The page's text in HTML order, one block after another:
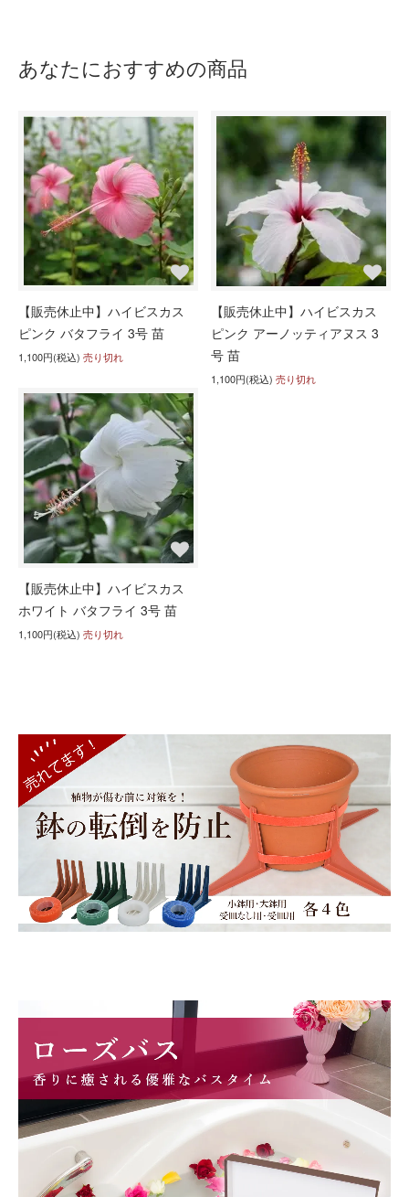
あなたにおすすめの商品
【販売休止中】ハイビスカス
ピンク バタフライ 3号 苗
1,100円(税込) 売り切れ
【販売休止中】ハイビスカス
ピンク アーノッティアヌス 3
号 苗
1,100円(税込) 売り切れ
【販売休止中】ハイビスカス
ホワイト バタフライ 3号 苗
1,100円(税込) 売り切れ